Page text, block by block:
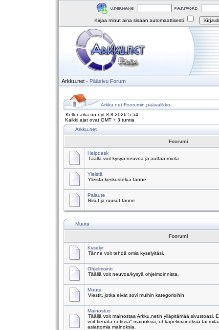
Kirjaa minut aina sisään automaattisesti
Arkku.net - Pääsivu Forum
Arkku.net Foorumin päävalikko
Kellonaika on nyt 8.8.2026 5:54
Kaikki ajat ovat GMT + 3 tuntia
Arkku.net
Foorumi
Helpdesk
Täällä voit kysyä neuvoa ja auttaa muita
Yleistä
Yleistä keskustelua tänne
Palaute
Risut ja ruusut tänne
Muuta
Foorumi
Kyselyt
Tänne voit tehdä omia kyselyitäsi.
Ohjelmointi
Täällä voit neuvoa/kysyä ohjelmoinnista.
Muuta
Viestit, jotka eivät sovi muihin kategorioihin
Mainostus
Täällä voit mainostaa Arkku.netin ylläpitämää sivustoasi.
voit tienata netissä"-mainoksia, uhkapelimainoksia tai
asiattomia mainoksia.